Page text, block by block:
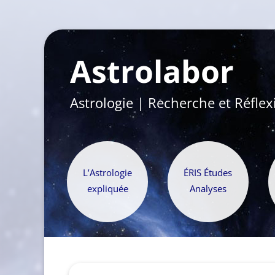
Astrolabor
Astrologie | Recherche et
L’Astrologie
expliquée
ÉRIS Études
Analyses